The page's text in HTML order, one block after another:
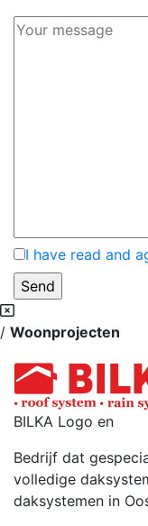
I have read and
/ Woonprojecten
BILKA Logo en
Bedrijf dat
volledige
daksystemen in